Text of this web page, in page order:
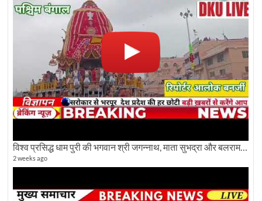
विश्व प्रसिद्ध धाम पुरी की भगवान श्री जगन्नाथ, माता सुभद्रा और बलराम जी की भव्य शोभा यात्रा देखिए
2 weeks ago